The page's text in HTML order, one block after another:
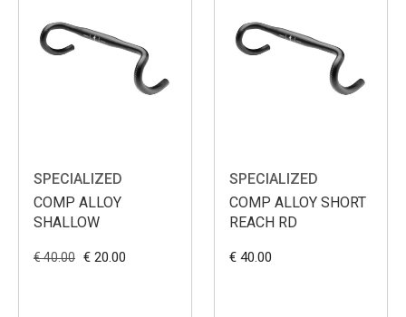
SPECIALIZED
COMP ALLOY
SHALLOW
€ 40.00 € 20.00
SPECIALIZED
COMP ALLOY SHORT
REACH RD
€ 40.00